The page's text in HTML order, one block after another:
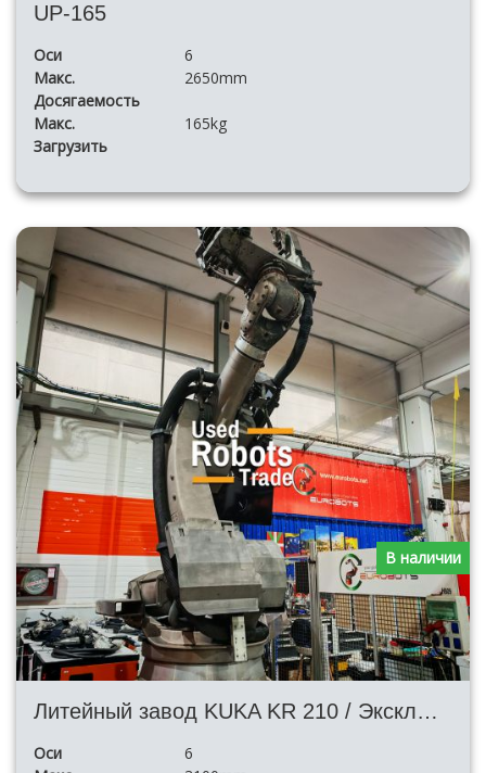
UP-165
Оси
6
Макс.
Досягаемость
2650mm
Макс.
Загрузить
165kg
Литейный завод KUKA KR 210 / Эксклюзив KRC4
Оси
6
В наличии